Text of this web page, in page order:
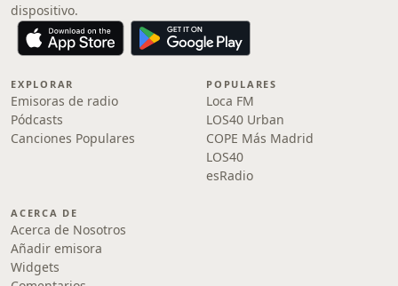
dispositivo.
EXPLORAR
Emisoras de radio
Pódcasts
Canciones Populares
POPULARES
Loca FM
LOS40 Urban
COPE Más Madrid
LOS40
esRadio
ACERCA DE
Acerca de Nosotros
Añadir emisora
Widgets